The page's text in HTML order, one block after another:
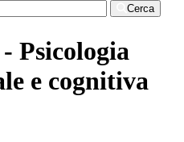
Cerca
Psicologia
e cognitiva